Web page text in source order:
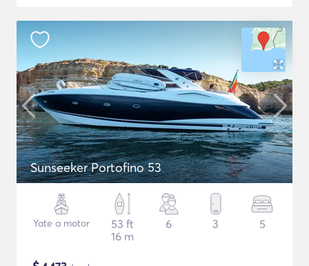
Sunseeker Portofino 53
Yate a motor
53 ft
16 m
6 3 5